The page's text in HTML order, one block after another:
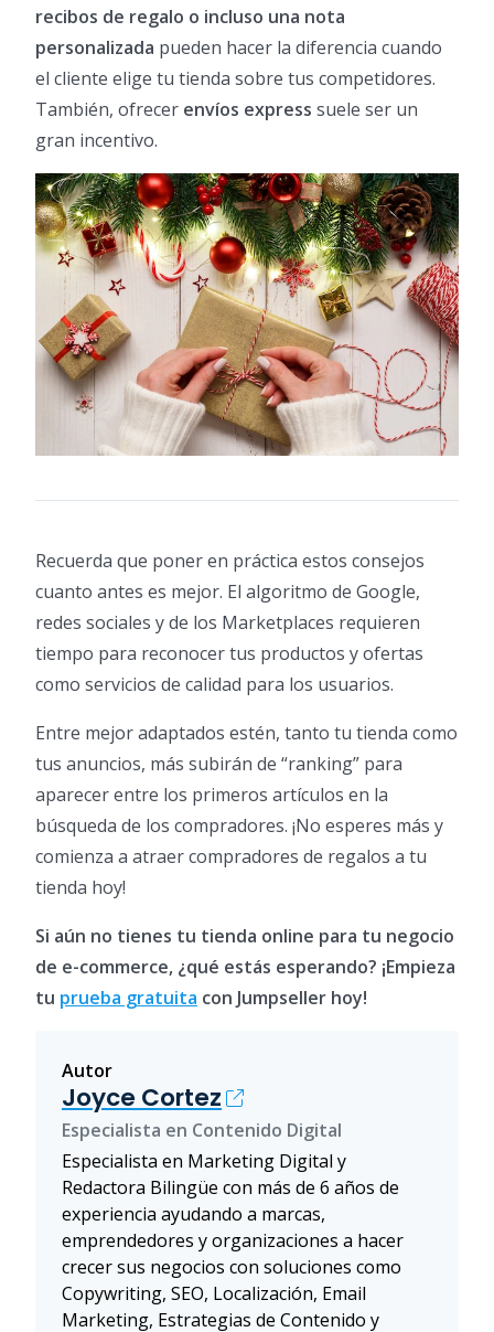
recibos de regalo o incluso una nota
personalizada pueden hacer la diferencia cuando
el cliente elige tu tienda sobre tus competidores.
También, ofrecer envíos express suele ser un
gran incentivo.
Recuerda que poner en práctica estos consejos
cuanto antes es mejor. El algoritmo de Google,
redes sociales y de los Marketplaces requieren
tiempo para reconocer tus productos y ofertas
como servicios de calidad para los usuarios.
Entre mejor adaptados estén, tanto tu tienda como
tus anuncios, más subirán de “ranking” para
aparecer entre los primeros artículos en la
búsqueda de los compradores. ¡No esperes más y
comienza a atraer compradores de regalos a tu
tienda hoy!
Si aún no tienes tu tienda online para tu negocio
de e-commerce, ¿qué estás esperando? ¡Empieza
tu prueba gratuita con Jumpseller hoy!
Autor
Joyce Cortez
Especialista en Contenido Digital
Especialista en Marketing Digital y
Redactora Bilingüe con más de 6 años de
experiencia ayudando a marcas,
emprendedores y organizaciones a hacer
crecer sus negocios con soluciones como
Copywriting, SEO, Localización, Email
Marketing, Estrategias de Contenido y